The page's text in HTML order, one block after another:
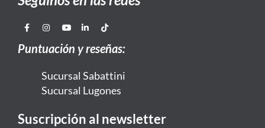
Puntuación y reseñas:
Sucursal Sabattini
Sucursal Lugones
Suscripción al newsletter